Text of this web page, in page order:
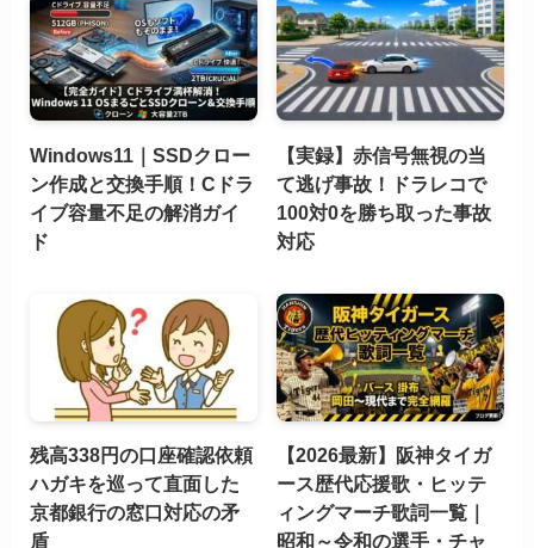
Windows11｜SSDクロー
ン作成と交換手順！Cドラ
イブ容量不足の解消ガイ
ド
【実録】赤信号無視の当
て逃げ事故！ドラレコで
100対0を勝ち取った事故
対応
残高338円の口座確認依頼
ハガキを巡って直面した
京都銀行の窓口対応の矛
盾
【2026最新】阪神タイガ
ース歴代応援歌・ヒッテ
ィングマーチ歌詞一覧｜
昭和～令和の選手・チャ